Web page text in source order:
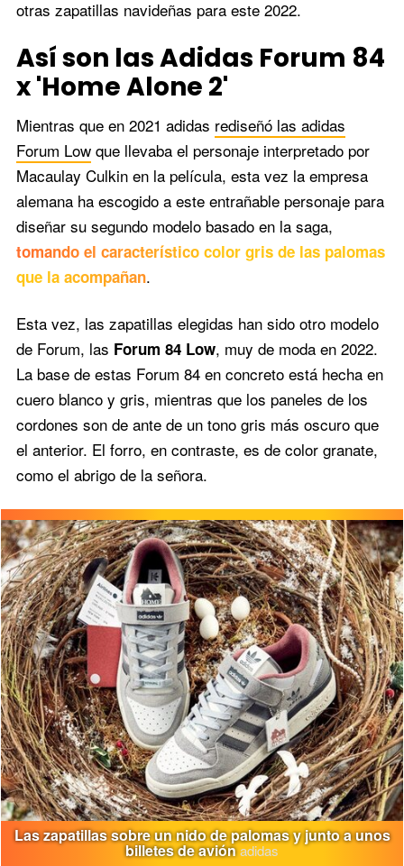
otras zapatillas navideñas para este 2022.
Así son las Adidas Forum 84
x 'Home Alone 2'
Mientras que en 2021 adidas rediseñó las adidas
Forum Lowque llevaba el personaje interpretado por
Macaulay Culkin en la película, esta vez la empresa
alemana ha escogido a este entrañable personaje para
diseñar su segundo modelo basado en la saga,
tomando el característico color gris de las palomas
que la acompañan.
Esta vez, las zapatillas elegidas han sido otro modelo
de Forum, las Forum 84 Low, muy de moda en 2022.
La base de estas Forum 84 en concreto está hecha en
cuero blanco y gris, mientras que los paneles de los
cordones son de ante de un tono gris más oscuro que
el anterior. El forro, en contraste, es de color granate,
como el abrigo de la señora.
Las zapatillas sobre un nido de palomas y junto a unos
billetes de aviónadidas